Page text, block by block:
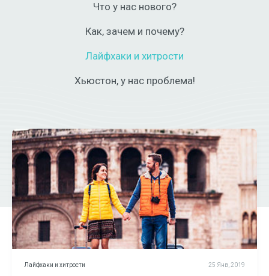
Что у нас нового?
Как, зачем и почему?
Лайфхаки и хитрости
Хьюстон, у нас проблема!
Лайфхаки и хитрости 25 Янв, 2019